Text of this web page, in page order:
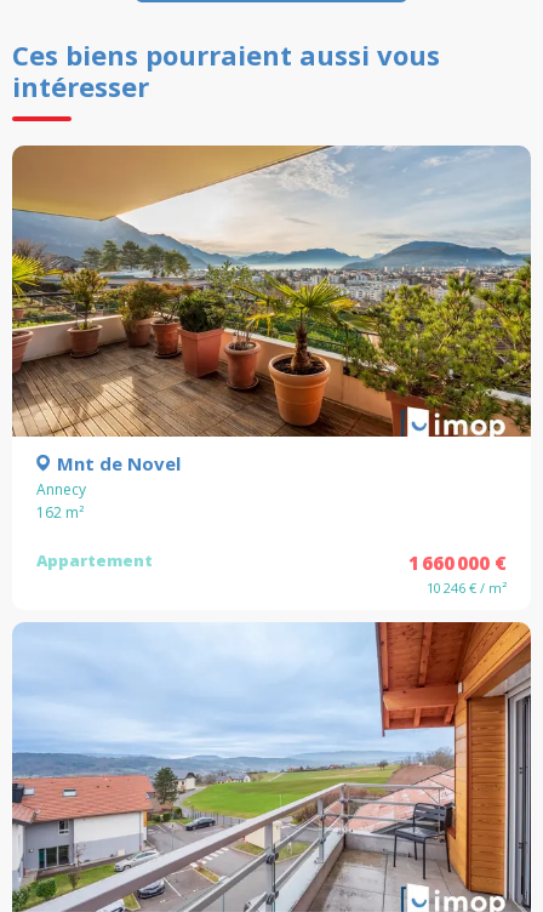
Ces biens pourraient aussi vous
intéresser
Mnt de Novel
Annecy
162 m²
Appartement 1 660 000 €
10 246 € / m²